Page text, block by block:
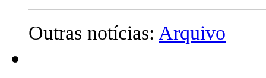
Outras notícias: Arquivo